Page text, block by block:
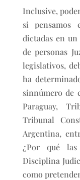
Inclusive,
si pensamos
dictadas en
de personas
legislativos,
ha
sinnúmero de
Paraguay,
Tribunal
Argentina,
¿Por qué
Disciplina
como